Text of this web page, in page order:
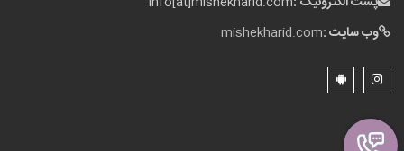
وب سایت :mishekharid.com